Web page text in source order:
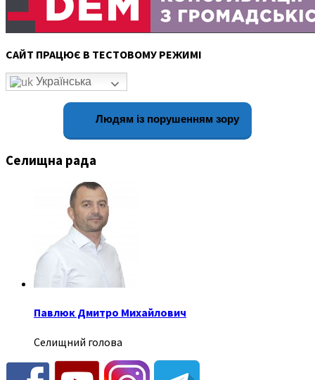
САЙТ ПРАЦЮЄ В ТЕСТОВОМУ РЕЖИМІ
Українська
Людям із порушенням зору
Селищна рада
Павлюк Дмитро Михайлович
Селищний голова